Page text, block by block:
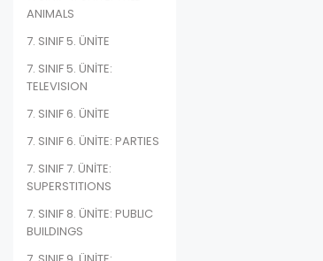
ANIMALS
7. SINIF 5. ÜNİTE
7. SINIF 5. ÜNİTE:
TELEVISION
7. SINIF 6. ÜNİTE
7. SINIF 6. ÜNİTE: PARTIES
7. SINIF 7. ÜNİTE:
SUPERSTITIONS
7. SINIF 8. ÜNİTE: PUBLIC
BUILDINGS